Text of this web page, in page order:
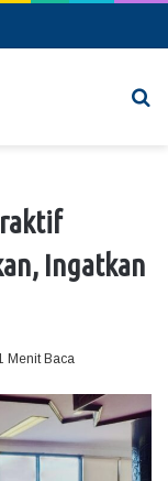
Ingatkan
Menit Baca